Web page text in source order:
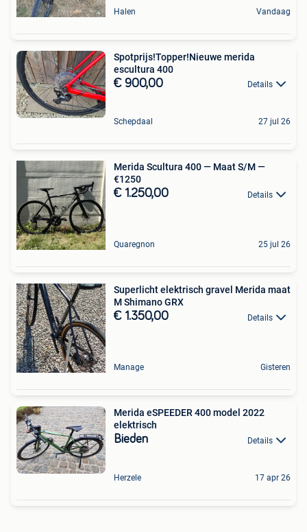
Halen Vandaag
Spotprijs!Topper!Nieuwe merida
escultura 400
€ 900,00 Details
Schepdaal 27 jul 26
Merida Scultura 400 — Maat S/M —
€1250
€ 1.250,00 Details
Quaregnon 25 jul 26
Superlicht elektrisch gravel Merida maat
M Shimano GRX
€ 1.350,00 Details
Manage Gisteren
Merida eSPEEDER 400 model 2022
elektrisch
Bieden Details
Herzele 17 apr 26